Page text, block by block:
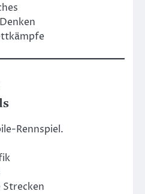
Rennspiel.
Strecken